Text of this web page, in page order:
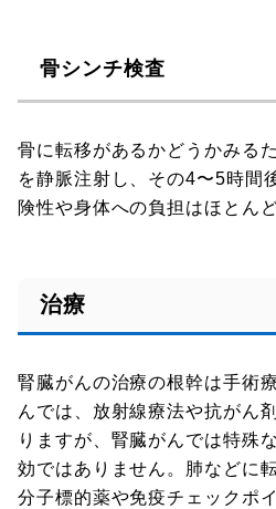
骨シンチ検査
骨に転移があるかどうかみる
を静脈注射し、その4〜5時間
険性や身体への負担はほとん
治療
腎臓がんの治療の根幹は手術
んでは、放射線療法や抗がん
りますが、腎臓がんでは特殊
効ではありません。肺などに
分子標的薬や免疫チェックポ